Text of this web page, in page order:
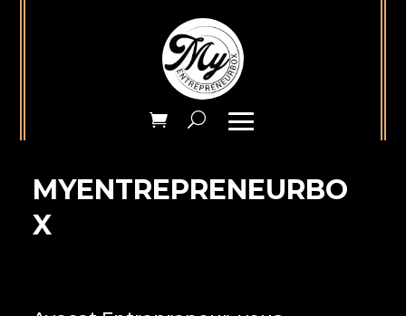
MYENTREPRENEURBO
X